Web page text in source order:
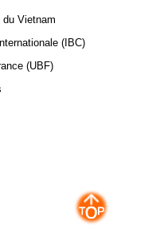
Vietnam
(IBC)
(UBF)